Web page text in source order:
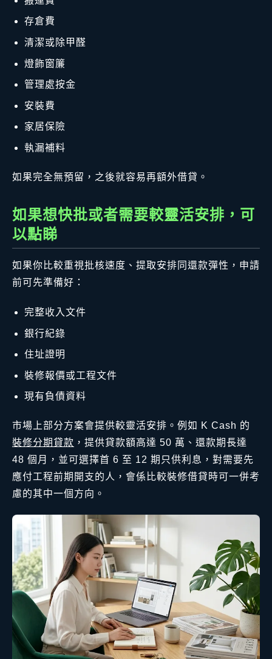
存倉費
清潔或除甲醛
燈飾窗簾
管理處按金
安裝費
家居保險
執漏補料
如果完全無預留，之後就容易再額外借貸。
如果想快批或者需要較靈活安排，可
以點睇
如果你比較重視批核速度、提取安排同還款彈性，申請
前可先準備好：
完整收入文件
銀行紀錄
住址證明
裝修報價或工程文件
現有負債資料
市場上部分方案會提供較靈活安排。例如 K Cash 的
裝修分期貸款 ，提供貸款額高達 50 萬、還款期長達
48 個月，並可選擇首 6 至 12 期只供利息，對需要先
應付工程前期開支的人，會係比較裝修借貸時可一併考
慮的其中一個方向。